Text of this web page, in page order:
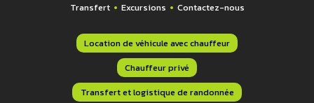
Transfert
Excursions Contactez-nous
Location de véhicule avec chauffeur
Chauffeur privé
Transfert et logistique de randonnée